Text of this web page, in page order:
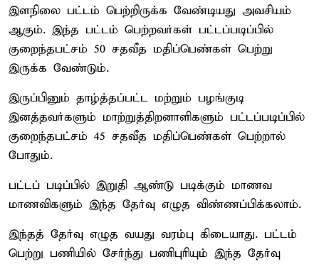
இளநிலை பட்டம் பெற்றிருக்க வேண்டியது அவசியம்
ஆகும். இந்த பட்டம் பெற்றவர்கள் பட்டப்படிப்பில்
குறைந்தபட்சம் 50 சதவீத மதிப்பெண்கள் பெற்று
இருக்க வேண்டும்.
இருப்பினும் தாழ்த்தப்பட்ட மற்றும் பழங்குடி
இனத்தவர்களும் மாற்றுத்திறனாளிகளும் பட்டப்படிப்பில்
குறைந்தபட்சம் 45 சதவீத மதிப்பெண்கள் பெற்றால்
போதும்.
பட்டப் படிப்பில் இறுதி ஆண்டு படிக்கும் மாணவ
மாணவிகளும் இந்த தேர்வு எழுத விண்ணப்பிக்கலாம்.
இந்தத் தேர்வு எழுத வயது வரம்பு கிடையாது. பட்டம்
பெற்று பணியில் சேர்ந்து பணிபுரியும் இந்த தேர்வு